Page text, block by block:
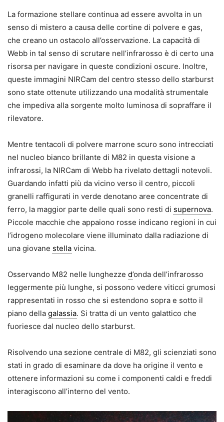
La formazione stellare continua ad essere avvolta in un
senso di mistero a causa delle cortine di polvere e gas,
che creano un ostacolo all’osservazione. La capacità di
Webb in tal senso di scrutare nell’infrarosso è di certo una
risorsa per navigare in queste condizioni oscure. Inoltre,
queste immagini NIRCam del centro stesso dello starburst
sono state ottenute utilizzando una modalità strumentale
che impediva alla sorgente molto luminosa di sopraffare il
rilevatore.
Mentre tentacoli di polvere marrone scuro sono intrecciati
nel nucleo bianco brillante di M82 in questa visione a
infrarossi, la NIRCam di Webb ha rivelato dettagli notevoli.
Guardando infatti più da vicino verso il centro, piccoli
granelli raffigurati in verde denotano aree concentrate di
ferro, la maggior parte delle quali sono resti di supernova.
Piccole macchie che appaiono rosse indicano regioni in cui
l’idrogeno molecolare viene illuminato dalla radiazione di
una giovane stella vicina.
Osservando M82 nelle lunghezze d’onda dell’infrarosso
leggermente più lunghe, si possono vedere viticci grumosi
rappresentati in rosso che si estendono sopra e sotto il
piano della galassia. Si tratta di un vento galattico che
fuoriesce dal nucleo dello starburst.
Risolvendo una sezione centrale di M82, gli scienziati sono
stati in grado di esaminare da dove ha origine il vento e
ottenere informazioni su come i componenti caldi e freddi
interagiscono all’interno del vento.